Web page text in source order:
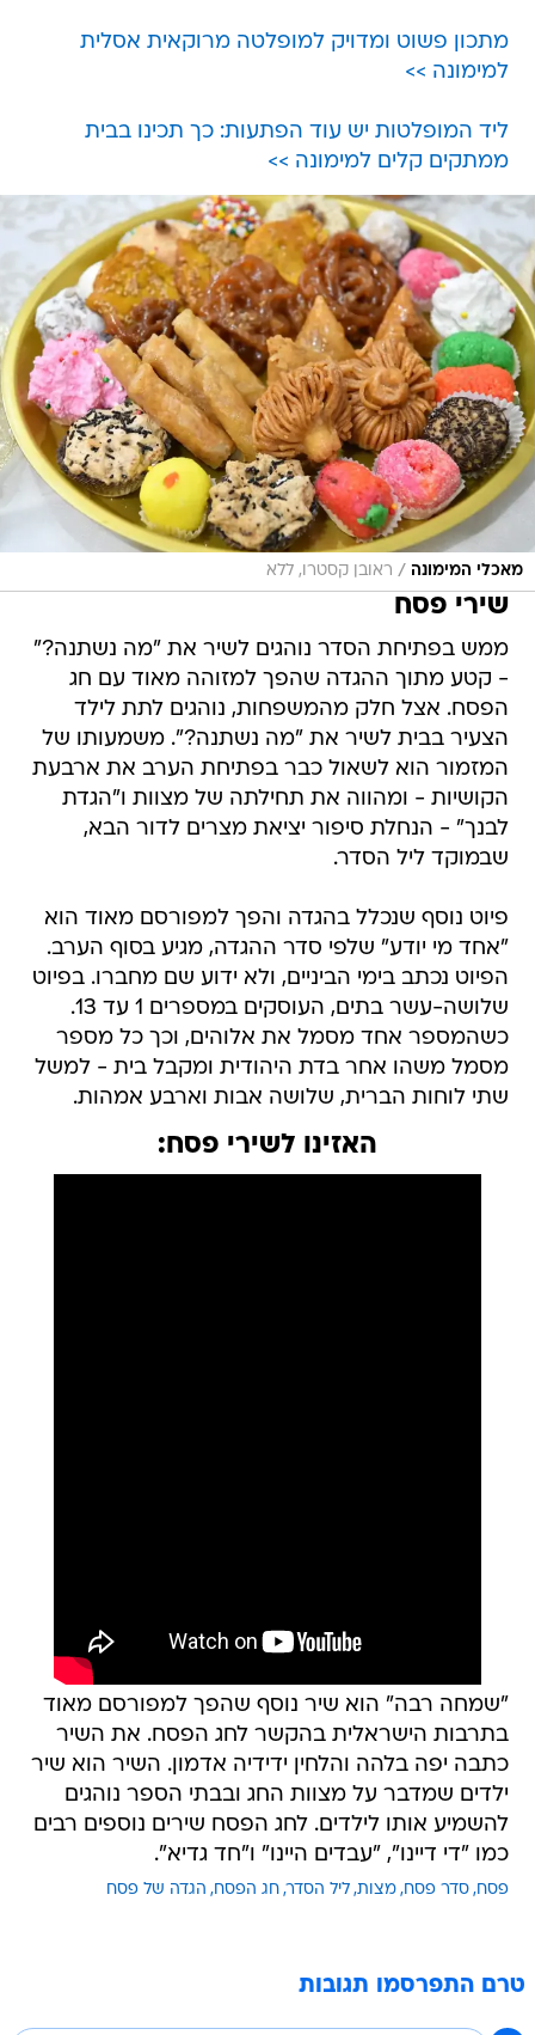
מתכון פשוט ומדויק למופלטה מרוקאית אסלית
למימונה >>
ליד המופלטות יש עוד הפתעות: כך תכינו בבית
ממתקים קלים למימונה >>
מאכלי המימונה / ראובן קסטרו, ללא
שירי פסח
ממש בפתיחת הסדר נוהגים לשיר את "מה נשתנה?"
- קטע מתוך ההגדה שהפך למזוהה מאוד עם חג
הפסח. אצל חלק מהמשפחות, נוהגים לתת לילד
הצעיר בבית לשיר את "מה נשתנה?". משמעותו של
המזמור הוא לשאול כבר בפתיחת הערב את ארבעת
הקושיות - ומהווה את תחילתה של מצוות ו"הגדת
לבנך" - הנחלת סיפור יציאת מצרים לדור הבא,
שבמוקד ליל הסדר.
פיוט נוסף שנכלל בהגדה והפך למפורסם מאוד הוא
"אחד מי יודע" שלפי סדר ההגדה, מגיע בסוף הערב.
הפיוט נכתב בימי הביניים, ולא ידוע שם מחברו. בפיוט
שלושה-עשר בתים, העוסקים במספרים 1 עד 13.
כשהמספר אחד מסמל את אלוהים, וכך כל מספר
מסמל משהו אחר בדת היהודית ומקבל בית - למשל
שתי לוחות הברית, שלושה אבות וארבע אמהות.
האזינו לשירי פסח:
"שמחה רבה" הוא שיר נוסף שהפך למפורסם מאוד
בתרבות הישראלית בהקשר לחג הפסח. את השיר
כתבה יפה בלהה והלחין ידידיה אדמון. השיר הוא שיר
ילדים שמדבר על מצוות החג ובבתי הספר נוהגים
להשמיע אותו לילדים. לחג הפסח שירים נוספים רבים
כמו "די דיינו", "עבדים היינו" ו"חד גדיא".
פסח סדר פסח מצות ליל הסדר חג הפסח הגדה של פסח
טרם התפרסמו תגובות